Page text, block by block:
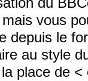
mais vous
depuis le
au style
place de <